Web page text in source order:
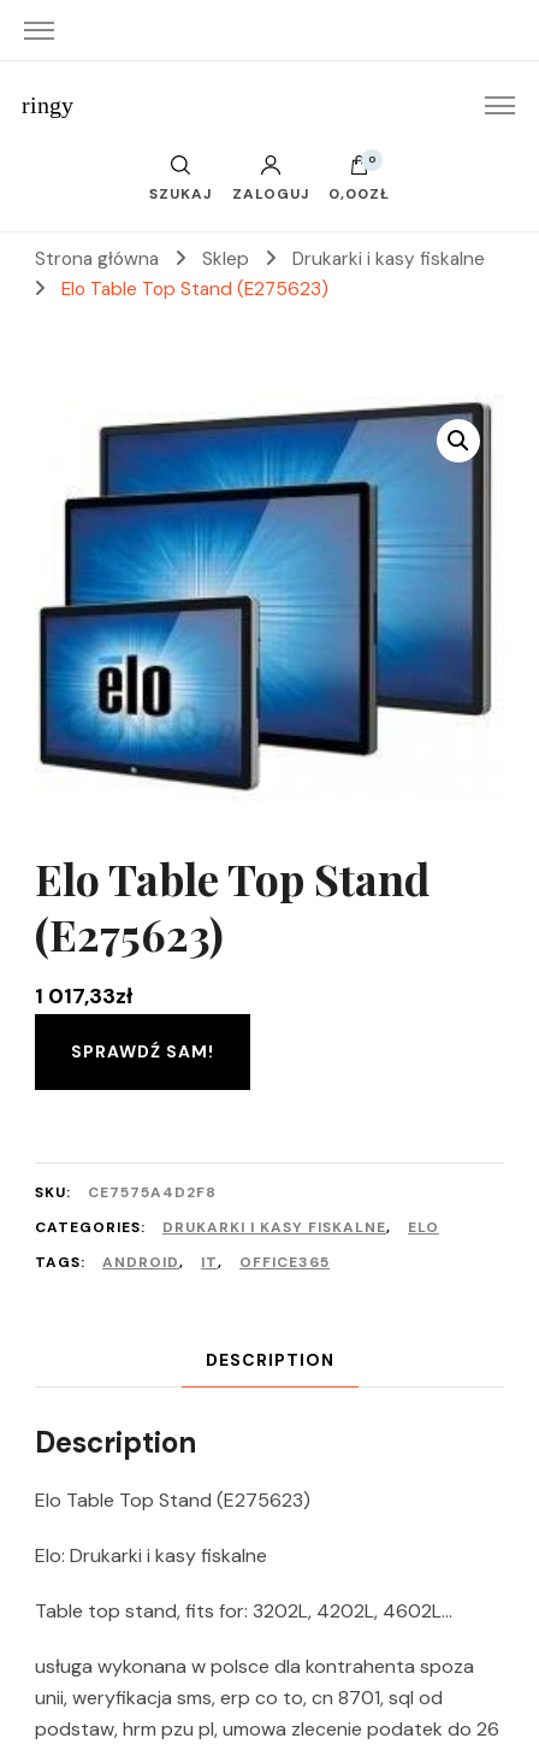
ringy
SZUKAJ ZALOGUJ
0
0,00ZŁ
Strona główna Sklep
Drukarki i kasy fiskalne
Elo Table Top Stand (E275623)
Elo Table Top Stand
(E275623)
1 017,33zł
SPRAWDŹ SAM!
SKU:
CE7575A4D2F8
CATEGORIES:
DRUKARKI I KASY FISKALNE,
ELO
TAGS:
ANDROID, IT, OFFICE365
DESCRIPTION
Description
Elo Table Top Stand (E275623)
Elo: Drukarki i kasy fiskalne
Table top stand, fits for: 3202L, 4202L, 4602L…
usługa wykonana w polsce dla kontrahenta spoza
unii, weryfikacja sms, erp co to, cn 8701, sql od
podstaw, hrm pzu pl, umowa zlecenie podatek do 26